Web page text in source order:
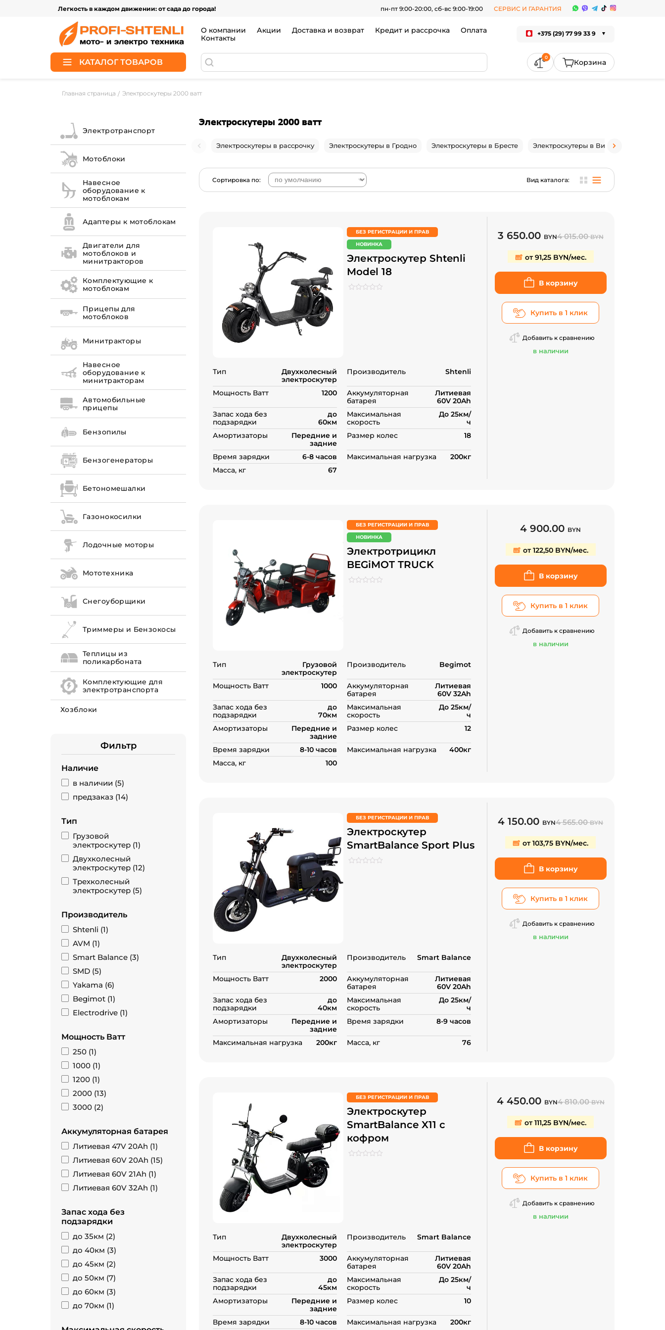
Легкость в каждом движении: от сада до города! пн-пт 9:00-20:00, сб-вс 9:00-19:00 СЕРВИС И ГАРАНТИЯ
О компании Акции Доставка и возврат Кредит и рассрочка
Оплата
Контакты
+375 (29) 77 99 33 9
КАТАЛОГ ТОВАРОВ
0
Главная страница Электроскутеры 2000 ватт
Электротранспорт
Мотоблоки
Навесное
оборудование к
мотоблокам
Адаптеры к мотоблокам
Двигатели для
мотоблоков и
минитракторов
Комплектующие к
мотоблокам
Прицепы для
мотоблоков
Минитракторы
Навесное
оборудование к
минитракторам
Автомобильные
прицепы
Бензопилы
Бензогенераторы
Бетономешалки
Газонокосилки
Лодочные моторы
Мототехника
Снегоуборщики
Триммеры и Бензокосы
Теплицы из
поликарбоната
Комплектующие для
электротранспорта
Хозблоки
Фильтр
Наличие
в наличии (5)
предзаказ (14)
Тип
Грузовой
электроскутер (1)
Двухколесный
электроскутер (12)
Трехколесный
электроскутер (5)
Производитель
Shtenli (1)
AVM (1)
Smart Balance (3)
SMD (5)
Yakama (6)
Begimot (1)
Electrodrive (1)
Мощность Ватт
250 (1)
1000 (1)
1200 (1)
2000 (13)
3000 (2)
Аккумуляторная батарея
Литиевая 47V 20Ah (1)
Литиевая 60V 20Ah (15)
Литиевая 60V 21Ah (1)
Литиевая 60V 32Ah (1)
Запас хода без
подзарядки
до 35км (2)
до 40км (3)
до 45км (2)
до 50км (7)
до 60км (3)
до 70км (1)
Электроскутеры 2000 ватт
Электроскутеры в рассрочку Электроскутеры в Гродно Электроскутеры в Бресте Электроскутеры в Витебске
Сортировка по: Вид каталога:
БЕЗ РЕГИСТРАЦИИ И ПРАВ
НОВИНКА
Электроскутер Shtenli
Model 18
Тип
Двухколесный
электроскутер
Производитель Shtenli
Мощность Ватт 1200
Аккумуляторная
батарея
Литиевая
60V 20Ah
Запас хода без
подзарядки
до
60км
Максимальная
скорость
До 25км/
ч
Амортизаторы
Передние и
задние
Размер колес 18
Время зарядки 6-8 часов Максимальная нагрузка
200кг
Масса, кг
67
3 650.00 BYN4 015.00BYN
от 91,25 BYN/мес.
В корзину
Купить в 1 клик
Добавить к сравнению
в наличии
БЕЗ РЕГИСТРАЦИИ И ПРАВ
НОВИНКА
Электротрицикл
BEGiMOT TRUCK
Тип
Грузовой
электроскутер
Производитель Begimot
Мощность Ватт 1000
Аккумуляторная
батарея
Литиевая
60V 32Ah
Запас хода без
подзарядки
до
70км
Максимальная
скорость
До 25км/
ч
Амортизаторы
Передние и
задние
Размер колес 12
Время зарядки 8-10 часов Максимальная нагрузка
400кг
Масса, кг
100
4 900.00 BYN
от 122,50 BYN/мес.
В корзину
Купить в 1 клик
Добавить к сравнению
в наличии
БЕЗ РЕГИСТРАЦИИ И ПРАВ
Электроскутер
SmartBalance Sport Plus
Тип
Двухколесный
электроскутер
Производитель Smart Balance
Мощность Ватт 2000
Аккумуляторная
батарея
Литиевая
60V 20Ah
Запас хода без
подзарядки
до
40км
Максимальная
скорость
До 25км/
ч
Амортизаторы
Передние и
задние
Время зарядки 8-9 часов
Максимальная нагрузка 200кг Масса, кг 76
4 150.00 BYN4 565.00BYN
от 103,75 BYN/мес.
В корзину
Купить в 1 клик
Добавить к сравнению
в наличии
БЕЗ РЕГИСТРАЦИИ И ПРАВ
Электроскутер
SmartBalance X11 c
кофром
Тип
Двухколесный
электроскутер
Производитель Smart Balance
Мощность Ватт 3000
Аккумуляторная
батарея
Литиевая
60V 20Ah
Запас хода без
подзарядки
до
45км
Максимальная
скорость
До 25км/
ч
Амортизаторы
Передние и
задние
Размер колес 10
Время зарядки 8-10 часов Максимальная нагрузка
200кг
4 450.00 BYN4 810.00BYN
от 111,25 BYN/мес.
В корзину
Купить в 1 клик
Добавить к сравнению
в наличии